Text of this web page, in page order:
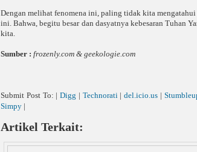
Dengan melihat fenomena ini, paling tidak kita
ini. Bahwa, begitu besar dan dasyatnya kebesaran Tuhan
kita.
Sumber : frozenly.com & geekologie.com
Submit Post To: |Digg Technorati|del.icio.us
Simpy
Artikel Terkait: